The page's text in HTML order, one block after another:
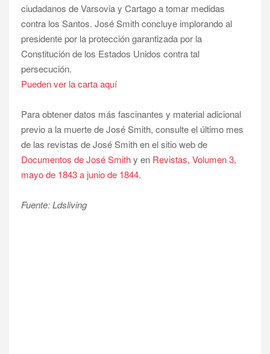
ciudadanos de Varsovia y Cartago a tomar medidas
contra los Santos. José Smith concluye implorando al
presidente por la protección garantizada por la
Constitución de los Estados Unidos contra tal
persecución.
Pueden ver la carta aquí
Para obtener datos más fascinantes y material adicional
previo a la muerte de José Smith, consulte el último mes
de las revistas de José Smith en el sitio web de
Documentos de José Smithy en Revistas, Volumen 3,
mayo de 1843 a junio de 1844.
Fuente: Ldsliving